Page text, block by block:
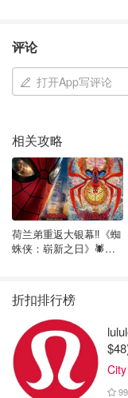
如何查询飞机机龄
除了机型以外，机
比较新，机上的设
往往只有一个唯一
很多综合型飞机航
信息。比如
评论
打开App写评论
相关攻略
荷兰弟重返大银幕‼️《蜘
蛛侠：崭新之日》🕷️北
折扣排行榜